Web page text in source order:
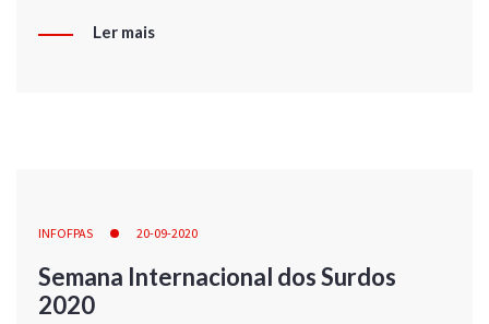
Ler mais
INFOFPAS 20-09-2020
Semana Internacional dos Surdos
2020